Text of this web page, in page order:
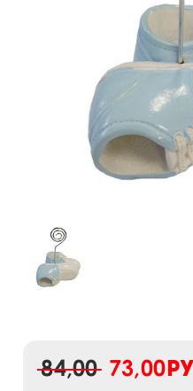
84,00 73,00